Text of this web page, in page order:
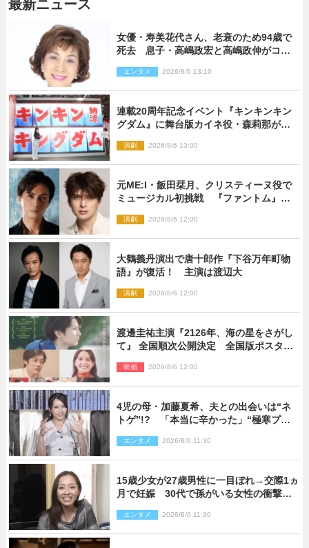
最新ニュース
女優・寿美花代さん、老衰のため94歳で
死去 息子・高嶋政宏と高嶋政伸がコメ
優しい母でした」
エンタメ 2026/8/6 13:10
連載20周年記念イベント『キンキンキン
グダム』に舞台版カイネ役・森莉那が潜
演劇 2026/8/6 13:00
元ME:I・飯田栞月、クリスティーヌ役で
ミュージカル初挑戦 『ファントム』
演劇 2026/8/6 12:00
大鶴義丹演出で唐十郎作『下谷万年町物
語』が復活！ 主演は渡辺大
演劇 2026/8/6 12:00
渡邊圭祐主演『2126年、海の星をさがし
て』 全国順次公開決定 全国版ポスター
映画 2026/8/6 12:00
4児の母・加藤夏希、夫との出会いは“ネ
トゲ”!? 「本当に辛かった」“極寒プロ
エンタメ 2026/8/6 11:30
15歳少女が27歳男性に一目ぼれ→交際1ヵ
月で妊娠 30代で孫がいる女性の衝撃半
エンタメ 2026/8/6 11:30